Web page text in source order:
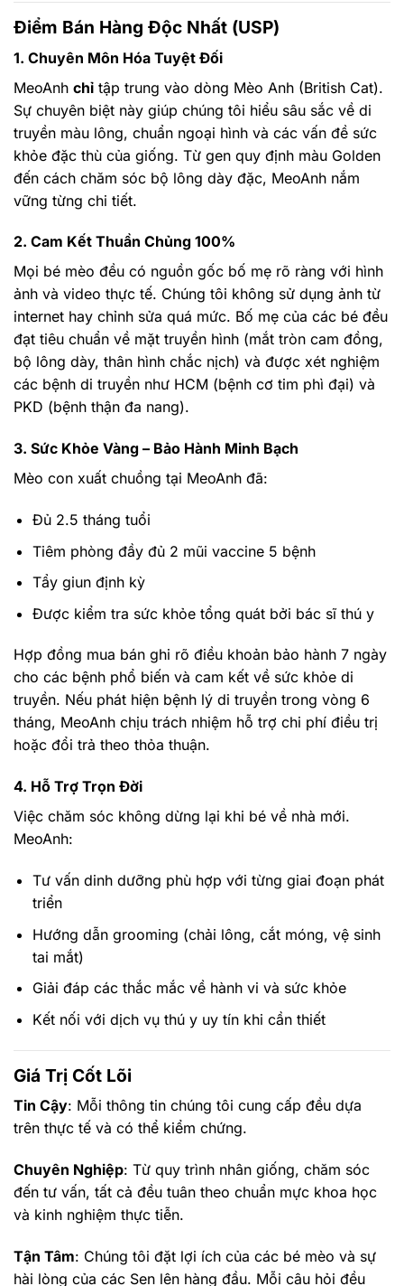
Điểm Bán Hàng Độc Nhất (USP)
1. Chuyên Môn Hóa Tuyệt Đối
MeoAnh chỉ tập trung vào dòng Mèo Anh (British Cat).
Sự chuyên biệt này giúp chúng tôi hiểu sâu sắc về di
truyền màu lông, chuẩn ngoại hình và các vấn đề sức
khỏe đặc thù của giống. Từ gen quy định màu Golden
đến cách chăm sóc bộ lông dày đặc, MeoAnh nắm
vững từng chi tiết.
2. Cam Kết Thuần Chủng 100%
Mọi bé mèo đều có nguồn gốc bố mẹ rõ ràng với hình
ảnh và video thực tế. Chúng tôi không sử dụng ảnh từ
internet hay chỉnh sửa quá mức. Bố mẹ của các bé đều
đạt tiêu chuẩn về mặt truyền hình (mắt tròn cam đồng,
bộ lông dày, thân hình chắc nịch) và được xét nghiệm
các bệnh di truyền như HCM (bệnh cơ tim phì đại) và
PKD (bệnh thận đa nang).
3. Sức Khỏe Vàng – Bảo Hành Minh Bạch
Mèo con xuất chuồng tại MeoAnh đã:
Đủ 2.5 tháng tuổi
Tiêm phòng đầy đủ 2 mũi vaccine 5 bệnh
Tẩy giun định kỳ
Được kiểm tra sức khỏe tổng quát bởi bác sĩ thú y
Hợp đồng mua bán ghi rõ điều khoản bảo hành 7 ngày
cho các bệnh phổ biến và cam kết về sức khỏe di
truyền. Nếu phát hiện bệnh lý di truyền trong vòng 6
tháng, MeoAnh chịu trách nhiệm hỗ trợ chi phí điều trị
hoặc đổi trả theo thỏa thuận.
4. Hỗ Trợ Trọn Đời
Việc chăm sóc không dừng lại khi bé về nhà mới.
MeoAnh:
Tư vấn dinh dưỡng phù hợp với từng giai đoạn phát
triển
Hướng dẫn grooming (chải lông, cắt móng, vệ sinh
tai mắt)
Giải đáp các thắc mắc về hành vi và sức khỏe
Kết nối với dịch vụ thú y uy tín khi cần thiết
Giá Trị Cốt Lõi
Tin Cậy: Mỗi thông tin chúng tôi cung cấp đều dựa
trên thực tế và có thể kiểm chứng.
Chuyên Nghiệp: Từ quy trình nhân giống, chăm sóc
đến tư vấn, tất cả đều tuân theo chuẩn mực khoa học
và kinh nghiệm thực tiễn.
Tận Tâm: Chúng tôi đặt lợi ích của các bé mèo và sự
hài lòng của các Sen lên hàng đầu. Mỗi câu hỏi đều